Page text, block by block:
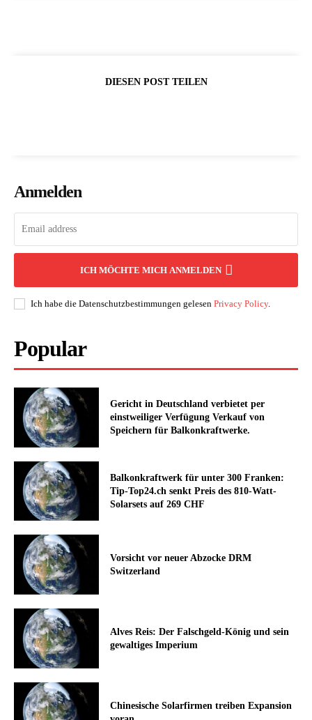
DIESEN POST TEILEN
Anmelden
ICH MÖCHTE MICH ANMELDEN
Ich habe die Datenschutzbestimmungen gelesen Privacy Policy.
Popular
Gericht in Deutschland verbietet per
einstweiliger Verfügung Verkauf von
Speichern für Balkonkraftwerke.
Balkonkraftwerk für unter 300 Franken:
Tip-Top24.ch senkt Preis des 810-Watt-
Solarsets auf 269 CHF
Vorsicht vor neuer Abzocke DRM
Switzerland
Alves Reis: Der Falschgeld-König und sein
gewaltiges Imperium
Chinesische Solarfirmen treiben Expansion